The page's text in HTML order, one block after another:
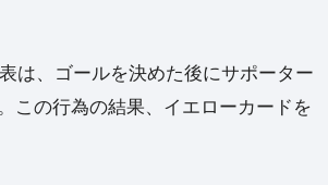
は、ゴールを決めた後にサポーター
この行為の結果、イエローカードを